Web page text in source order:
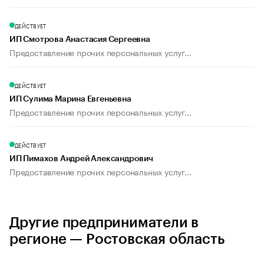
ДЕЙСТВУЕТ
ИП Смотрова Анастасия Сергеевна
Предоставление прочих персональных услуг...
ДЕЙСТВУЕТ
ИП Сулима Марина Евгеньевна
Предоставление прочих персональных услуг...
ДЕЙСТВУЕТ
ИП Пимахов Андрей Александрович
Предоставление прочих персональных услуг...
Другие предприниматели в
регионе — Ростовская область